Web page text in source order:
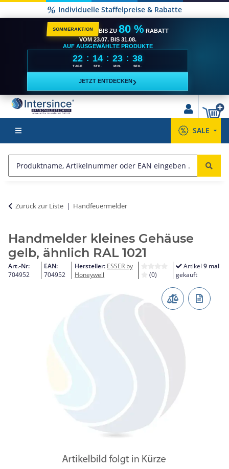
Versandkostenfrei ab 2500,- €**
SOMMERAKTION BIS ZU 80 % RABATT
VOM 23.07. BIS 31.08.
AUF AUSGEWÄHLTE PRODUKTE
22
TAGE
: 14
STD.
: 23
MIN.
: 37
SEK.
JETZT ENTDECKEN ›
SALE
Zurück zur Liste Handfeuermelder
Handmelder kleines Gehäuse
gelb, ähnlich RAL 1021
Art.-Nr:
704952
EAN:
704952
Hersteller: ESSER by
Honeywell
(0)
Artikel 9 mal
gekauft